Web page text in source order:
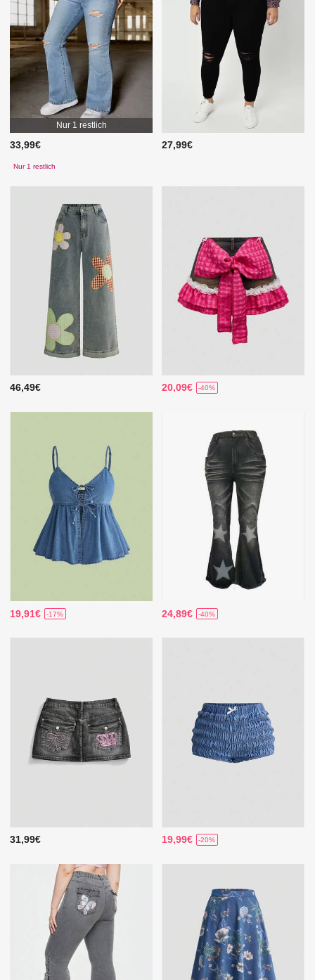
Nur 1 restlich
33,99€
Nur 1 restlich
27,99€
46,49€ 20,09€ -40%
19,91€ -17% 24,89€ -40%
31,99€ 19,99€ -20%